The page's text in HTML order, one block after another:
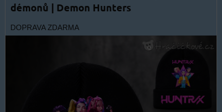
démonů | Demon Hunters
DOPRAVA ZDARMA